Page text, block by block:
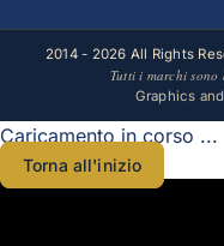
2014 - 2026 All Rights
Tutti i marchi sono
Graphics
Caricamento in corso ...
Torna all'inizio